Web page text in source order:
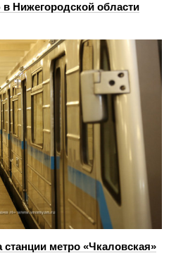
Нижегородской области
метро «Чкаловская»